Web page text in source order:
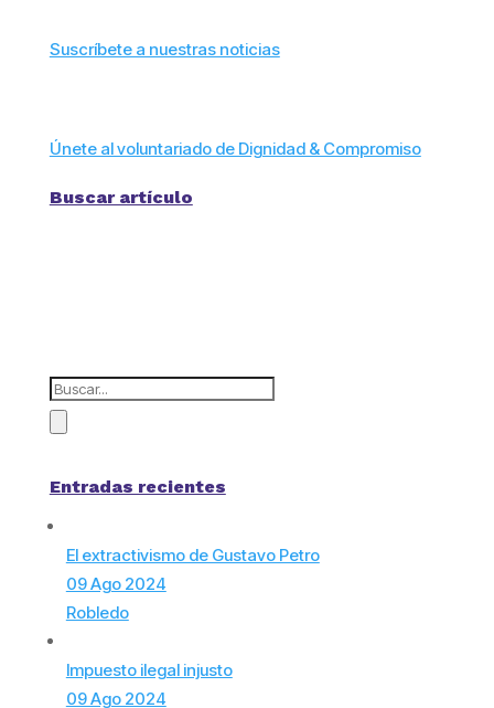
Suscríbete a nuestras noticias
Únete al voluntariado de Dignidad & Compromiso
Buscar artículo
Entradas recientes
El extractivismo de Gustavo Petro
09 Ago 2024
Robledo
Impuesto ilegal injusto
09 Ago 2024